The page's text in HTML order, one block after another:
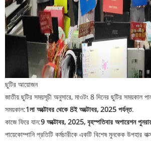
ছুটির আয়োজন
জাতীয় ছুটির সময়সূচী অনুসারে, মাওটং 8 দিনের ছুটির সময়কাল
সময়কাল:1লা অক্টোবর থেকে 8ই অক্টোবর, 2025 পর্যন্ত.
কাজে ফিরে যান:9 অক্টোবর, 2025, বৃহস্পতিবার অপারেশন
পায়েকোম্পানি প্রতিটি কর্মচারীকে একটি বিশেষ মুনকেক উপহার